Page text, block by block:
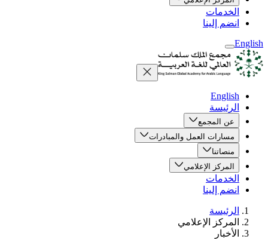
الخدمات
انضم إلينا
English
English
الرئيسة
عن المجمع
مسارات العمل والمبادرات
منصاتنا
المركز الإعلامي
الخدمات
انضم إلينا
الرئيسة
المركز الإعلامي
الأخبار